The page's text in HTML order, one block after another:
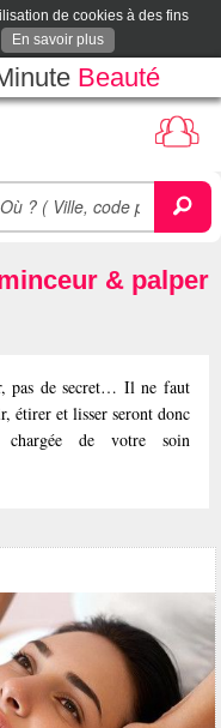
de cookies à des fins
En savoir plus
Beauté
& palper
pas de secret… Il ne faut
étirer et lisser seront donc
chargée de votre soin